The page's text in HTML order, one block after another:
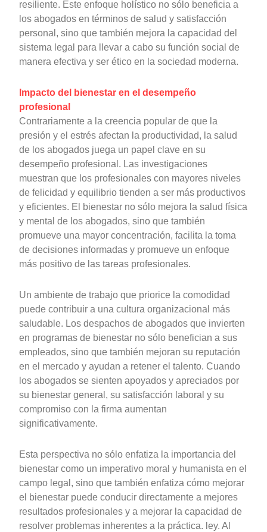
resiliente. Este enfoque holístico no sólo beneficia a
los abogados en términos de salud y satisfacción
personal, sino que también mejora la capacidad del
sistema legal para llevar a cabo su función social de
manera efectiva y ser ético en la sociedad moderna.
Impacto del bienestar en el desempeño
profesional
Contrariamente a la creencia popular de que la
presión y el estrés afectan la productividad, la salud
de los abogados juega un papel clave en su
desempeño profesional. Las investigaciones
muestran que los profesionales con mayores niveles
de felicidad y equilibrio tienden a ser más productivos
y eficientes. El bienestar no sólo mejora la salud física
y mental de los abogados, sino que también
promueve una mayor concentración, facilita la toma
de decisiones informadas y promueve un enfoque
más positivo de las tareas profesionales.
Un ambiente de trabajo que priorice la comodidad
puede contribuir a una cultura organizacional más
saludable. Los despachos de abogados que invierten
en programas de bienestar no sólo benefician a sus
empleados, sino que también mejoran su reputación
en el mercado y ayudan a retener el talento. Cuando
los abogados se sienten apoyados y apreciados por
su bienestar general, su satisfacción laboral y su
compromiso con la firma aumentan
significativamente.
Esta perspectiva no sólo enfatiza la importancia del
bienestar como un imperativo moral y humanista en el
campo legal, sino que también enfatiza cómo mejorar
el bienestar puede conducir directamente a mejores
resultados profesionales y a mejorar la capacidad de
resolver problemas inherentes a la práctica. ley. Al